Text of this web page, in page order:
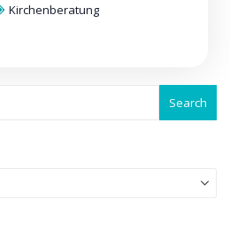
Kirchenberatung
Search